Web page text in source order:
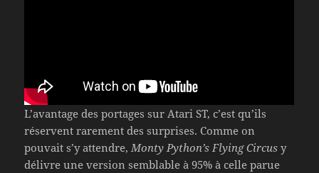
L’avantage des portages sur Atari ST, c’est qu’ils
réservent rarement des surprises. Comme on
pouvait s’y attendre,Monty Python’s Flying Circus y
délivre une version semblable à 95% à celle parue